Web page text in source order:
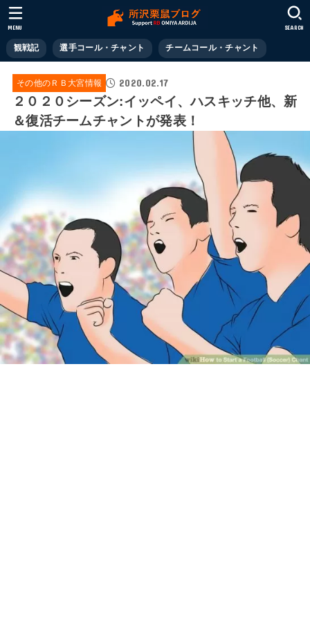
観戦記 選手コール・チャント チームコール・チャント
SEARCH
MENU
その他のＲＢ大宮情報 2020.02.17
２０２０シーズン:イッペイ、ハスキッチ他、新
＆復活チームチャントが発表！